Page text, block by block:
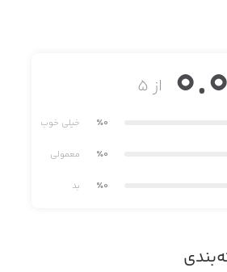
از ۵ 0.0
٪0 خیلی خوب
٪0 معمولی
٪0 بد